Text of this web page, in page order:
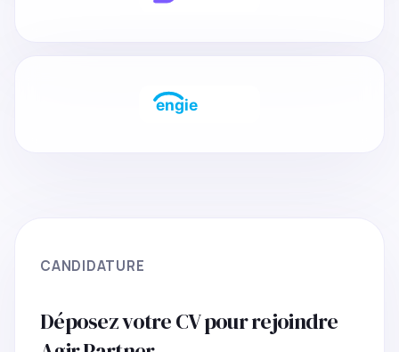
CANDIDATURE
Déposez votre CV pour rejoindre